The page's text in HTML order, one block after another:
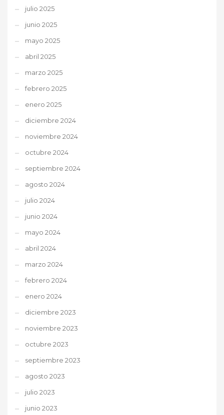
julio 2025
junio 2025
mayo 2025
abril 2025
marzo 2025
febrero 2025
enero 2025
diciembre 2024
noviembre 2024
octubre 2024
septiembre 2024
agosto 2024
julio 2024
junio 2024
mayo 2024
abril 2024
marzo 2024
febrero 2024
enero 2024
diciembre 2023
noviembre 2023
octubre 2023
septiembre 2023
agosto 2023
julio 2023
junio 2023